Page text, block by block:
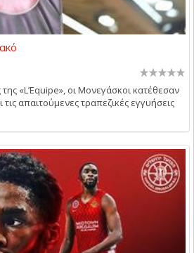
«L’Equipe», οι Μονεγάσκοι κατέθεσαν
απαιτούμενες τραπεζικές εγγυήσεις